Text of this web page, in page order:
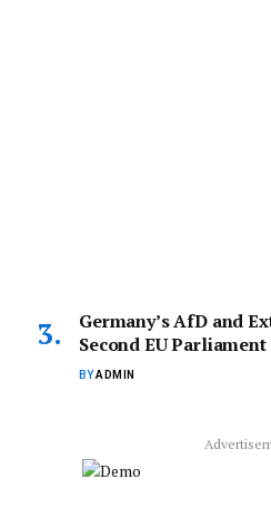
Germany’s AfD and
Second EU
BYADMIN